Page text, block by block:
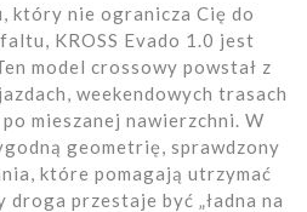
który nie ogranicza Cię do
KROSS Evado 1.0 jest
model crossowy powstał z
weekendowych trasach
mieszanej nawierzchni. W
geometrię, sprawdzony
które pomagają utrzymać
przestaje być „ładna na